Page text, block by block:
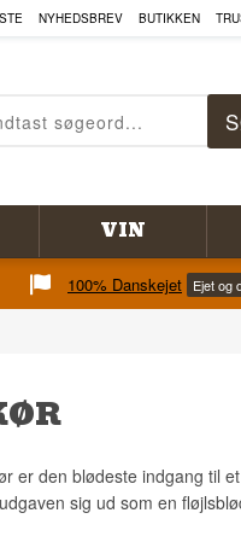
NYHEDSBREV BUTIKKEN
VIN
100% Danskejet Ejet og
er den blødeste indgang til
sig ud som en